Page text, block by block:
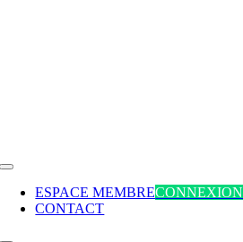
Toggle
NavigationESPACE MEMBRECONNEXION
CONTACT